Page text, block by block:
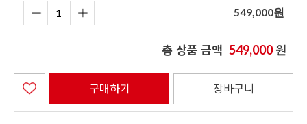
549,000원
총 상품 금액 549,000원
구매하기 장바구니